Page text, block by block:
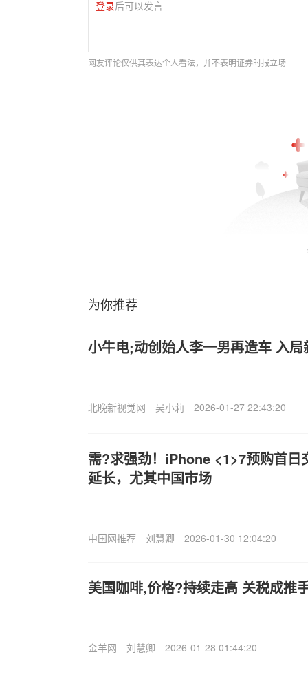
登录后可以发言
网友评论仅供其表达个人看法，并不表明证券时报立场
为你推荐
小牛电;动创始人李一男再造车 入
北晚新视觉网 吴小莉 2026-01-27 22:43:20
需?求强劲！iPhone <1>7预购首
延长，尤其中国市场
中国网推荐 刘慧卿 2026-01-30 12:04:20
美国咖啡,价格?持续走高 关税成推
金羊网 刘慧卿 2026-01-28 01:44:20